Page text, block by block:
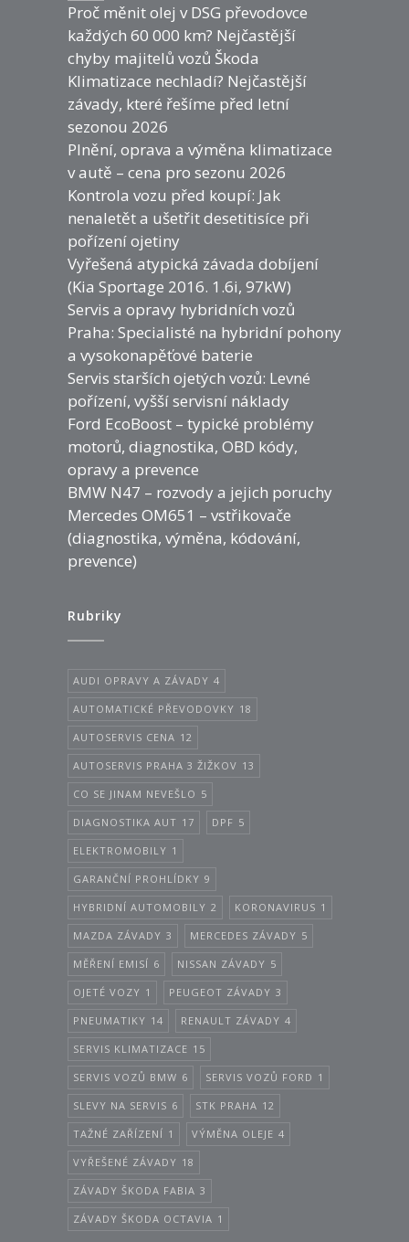
Proč měnit olej v DSG převodovce
každých 60 000 km? Nejčastější
chyby majitelů vozů Škoda
Klimatizace nechladí? Nejčastější
závady, které řešíme před letní
sezonou 2026
Plnění, oprava a výměna klimatizace
v autě – cena pro sezonu 2026
Kontrola vozu před koupí: Jak
nenaletět a ušetřit desetitisíce při
pořízení ojetiny
Vyřešená atypická závada dobíjení
(Kia Sportage 2016. 1.6i, 97kW)
Servis a opravy hybridních vozů
Praha: Specialisté na hybridní pohony
a vysokonapěťové baterie
Servis starších ojetých vozů: Levné
pořízení, vyšší servisní náklady
Ford EcoBoost – typické problémy
motorů, diagnostika, OBD kódy,
opravy a prevence
BMW N47 – rozvody a jejich poruchy
Mercedes OM651 – vstřikovače
(diagnostika, výměna, kódování,
prevence)
Rubriky
AUDI OPRAVY A ZÁVADY 4
AUTOMATICKÉ PŘEVODOVKY 18
AUTOSERVIS CENA 12
AUTOSERVIS PRAHA 3 ŽIŽKOV 13
CO SE JINAM NEVEŠLO 5
DIAGNOSTIKA AUT 17 DPF 5
ELEKTROMOBILY 1
GARANČNÍ PROHLÍDKY 9
HYBRIDNÍ AUTOMOBILY 2 KORONAVIRUS 1
MAZDA ZÁVADY 3 MERCEDES ZÁVADY 5
MĚŘENÍ EMISÍ 6 NISSAN ZÁVADY 5
OJETÉ VOZY 1 PEUGEOT ZÁVADY 3
PNEUMATIKY 14 RENAULT ZÁVADY 4
SERVIS KLIMATIZACE 15
SERVIS VOZŮ BMW 6 SERVIS VOZŮ FORD 1
SLEVY NA SERVIS 6 STK PRAHA 12
TAŽNÉ ZAŘÍZENÍ 1 VÝMĚNA OLEJE 4
VYŘEŠENÉ ZÁVADY 18
ZÁVADY ŠKODA FABIA 3
ZÁVADY ŠKODA OCTAVIA 1